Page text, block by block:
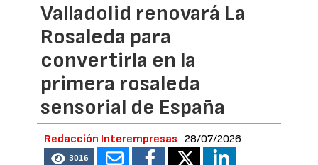
Valladolid renovará La
Rosaleda para
convertirla en la
primera rosaleda
sensorial de España
Redacción Interempresas 28/07/2026
3016